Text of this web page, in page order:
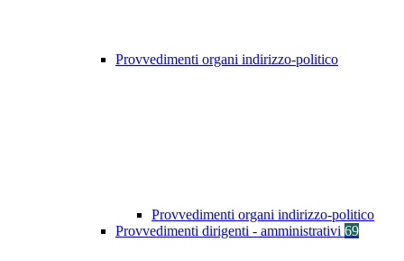
Provvedimenti organi indirizzo-politico
Provvedimenti organi indirizzo-politico
Provvedimenti dirigenti - amministrativi 69